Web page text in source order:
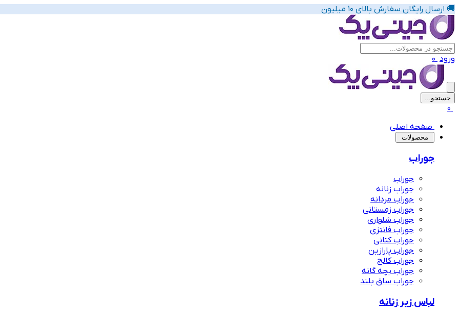
🚚 ارسال رایگان سفارش بالای 10 میلیون
ورود 0
جستجو...
0
صفحه اصلی
‌محصولات
جوراب
جوراب
جوراب زنانه
جوراب مردانه
جوراب زمستانی
جوراب شلواری
جوراب فانتزی
جوراب کتانی
جوراب پارازین
جوراب کالج
جوراب بچه گانه
جوراب ساق بلند
لباس زیر زنانه
پیشنهاد های لباس زیر زنانه